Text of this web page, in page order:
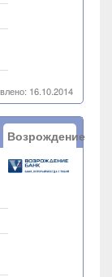
16.10.2014
Возрождение